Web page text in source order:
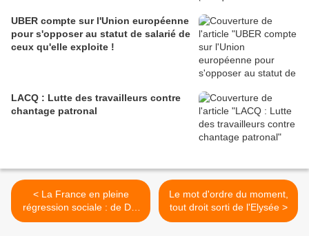
UBER compte sur l'Union européenne
pour s'opposer au statut de salarié de
ceux qu'elle exploite !
LACQ : Lutte des travailleurs contre
chantage patronal
< La France en pleine
régression sociale : de Die
à Creil, Saint-Claude, Le
Le mot d'ordre du moment,
tout droit sorti de l'Elysée >